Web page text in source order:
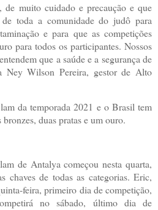
de muito cuidado e precaução e que
toda a comunidade do judô para
e para que as competições
para todos os participantes. Nossos
que a saúde e a segurança de
Ney Wilson Pereira, gestor de Alto
da temporada 2021 e o Brasil tem
duas pratas e um ouro.
de Antalya começou nesta quarta,
chaves de todas as categorias. Eric,
feira, primeiro dia de competição,
no sábado, último dia de